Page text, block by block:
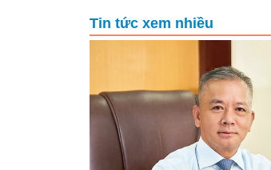
Tin tức xem nhiều